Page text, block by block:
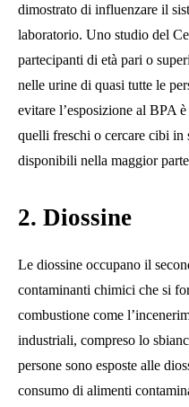
dimostrato di influenzare il
laboratorio. Uno studio del
partecipanti di età pari o
nelle urine di quasi tutte le
evitare l’esposizione al BPA
quelli freschi o cercare cibi in
disponibili nella maggior
2. Diossine
Le diossine occupano il
contaminanti chimici che si
combustione come
industriali, compreso lo
persone sono esposte alle
consumo di alimenti